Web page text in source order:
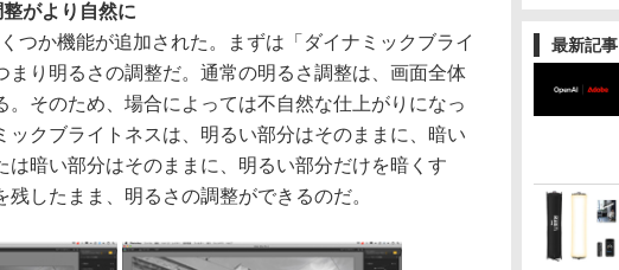
最新記事
がより自然に
つか機能が追加された。まずは「ダイナミックブライ
まり明るさの調整だ。通常の明るさ調整は、画面全体
。そのため、場合によっては不自然な仕上がりになっ
ックブライトネスは、明るい部分はそのままに、暗い
は暗い部分はそのままに、明るい部分だけを暗くす
したまま、明るさの調整ができるのだ。